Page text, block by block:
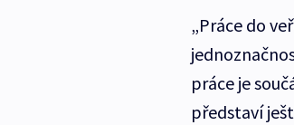
„Práce do
práce je
představí